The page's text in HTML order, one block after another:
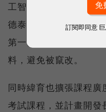
工智慧學校官方發佈
德泰估算，緯育在台
第一。未來也考慮用
料，避免被竄改。
同時緯育也擴張課程
考試課程，並計畫開發
訂閱即同意